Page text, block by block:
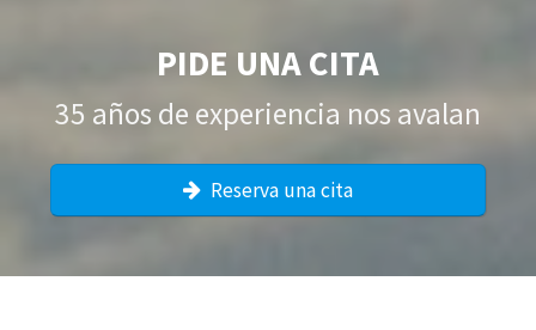
PIDE UNA CITA
35 años de experiencia nos avalan
Reserva una cita